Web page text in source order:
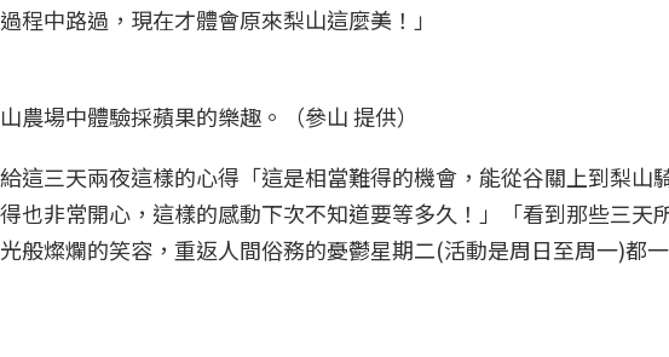
程中路過，現在才體會原來梨山這麼美！」
場中體驗採蘋果的樂趣。（參山 提供）
這三天兩夜這樣的心得「這是相當難得的機會，能從谷關上到梨山
也非常開心，這樣的感動下次不知道要等多久！」「看到那些三天
般燦爛的笑容，重返人間俗務的憂鬱星期二(活動是周日至周一)都